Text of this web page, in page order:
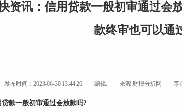
资讯：信用贷款一般初审通过会
款终审也可以通
发布时间：2023-06-30 13:44:26 编辑: 来源:财报分析网 字
贷款一般初审通过会放款吗?